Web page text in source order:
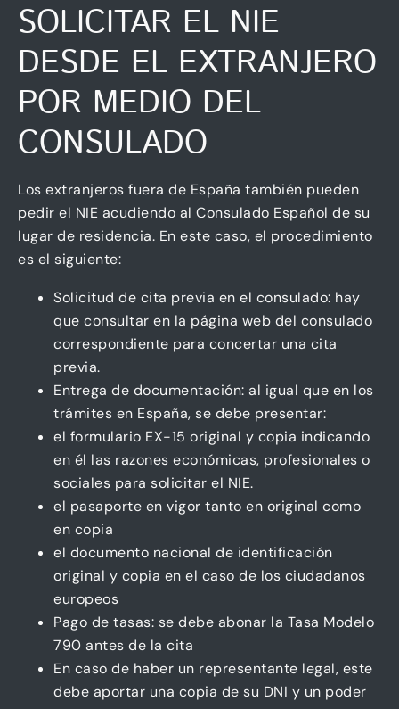
SOLICITAR EL NIE
DESDE EL EXTRANJERO
POR MEDIO DEL
CONSULADO
Los extranjeros fuera de España también pueden
pedir el NIE acudiendo al Consulado Español de su
lugar de residencia. En este caso, el procedimiento
es el siguiente:
Solicitud de cita previa en el consulado: hay
que consultar en la página web del consulado
correspondiente para concertar una cita
previa.
Entrega de documentación: al igual que en los
trámites en España, se debe presentar:
el formulario EX-15 original y copia indicando
en él las razones económicas, profesionales o
sociales para solicitar el NIE.
el pasaporte en vigor tanto en original como
en copia
el documento nacional de identificación
original y copia en el caso de los ciudadanos
europeos
Pago de tasas: se debe abonar la Tasa Modelo
790 antes de la cita
En caso de haber un representante legal, este
debe aportar una copia de su DNI y un poder